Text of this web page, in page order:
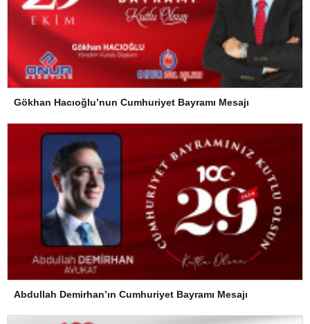
Gökhan Hacıoğlu’nun Cumhuriyet Bayramı Mesajı
Abdullah Demirhan’ın Cumhuriyet Bayramı Mesajı